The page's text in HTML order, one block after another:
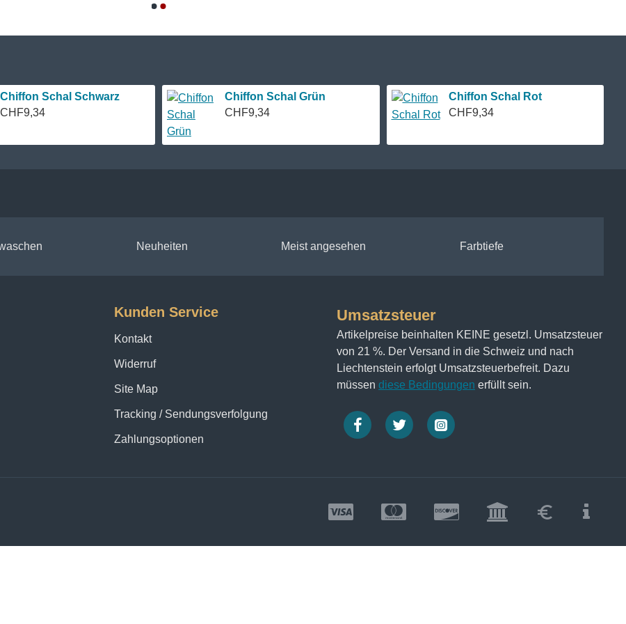
Chiffon Schal Schwarz
CHF9,34
Chiffon Schal Grün
CHF9,34
Chiffon Schal Rot
CHF9,34
Neuheiten Meist angesehen Farbtiefe
Kunden Service
Kontakt
Widerruf
Site Map
Tracking / Sendungsverfolgung
Zahlungsoptionen
Umsatzsteuer
Artikelpreise beinhalten KEINE gesetzl. Umsatzsteuer
von 21 %. Der Versand in die Schweiz und nach
Liechtenstein erfolgt Umsatzsteuerbefreit. Dazu
müssen diese Bedingungen erfüllt sein.